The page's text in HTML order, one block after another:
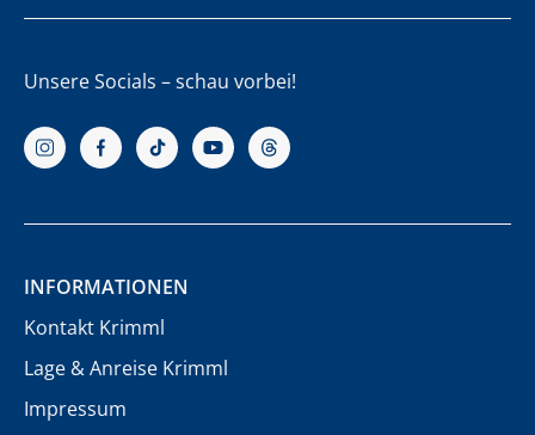
Unsere Socials – schau vorbei!
INFORMATIONEN
Kontakt Krimml
Lage & Anreise Krimml
Impressum